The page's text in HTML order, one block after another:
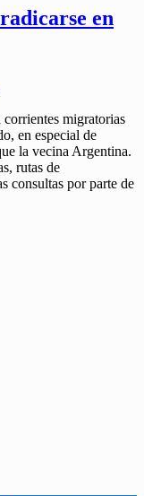
en
migratorias
en especial de
la vecina Argentina.
rutas de
consultas por parte de